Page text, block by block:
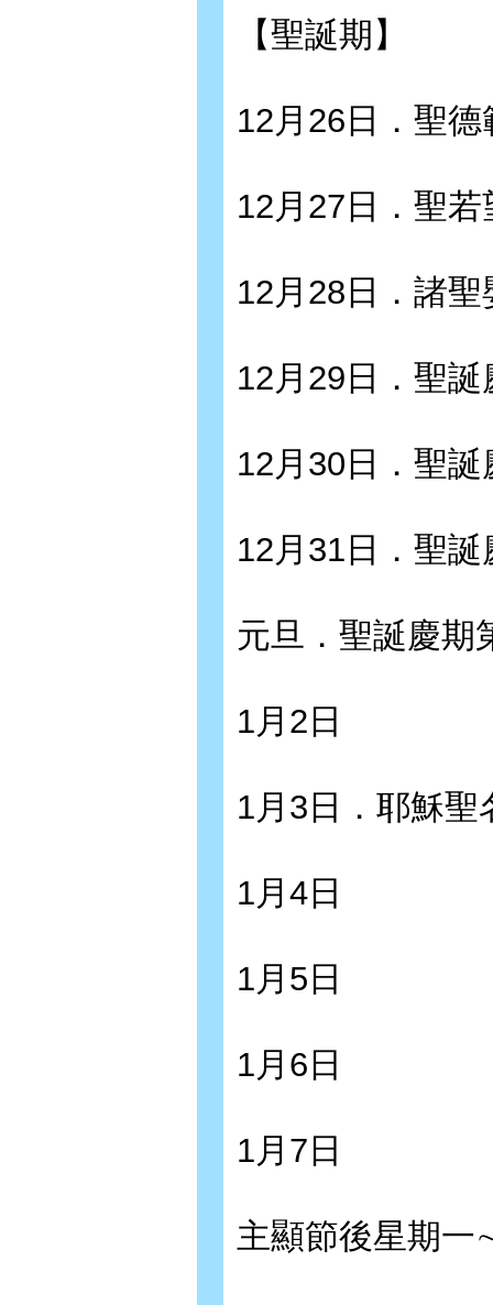
【聖誕期】
12月26日．聖德
12月27日．聖
12月28日．諸
12月29日．聖
12月30日．聖
12月31日．聖
元旦．聖誕慶期
1月2日
1月3日．耶穌聖
1月4日
1月5日
1月6日
1月7日
主顯節後星期一